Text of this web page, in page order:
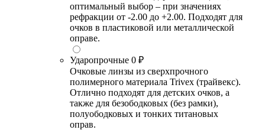
оптимальный выбор – при значениях
рефракции от -2.00 до +2.00. Подходят для
очков в пластиковой или металлической
оправе.
Ударопрочные 0 ₽
Очковые линзы из сверхпрочного
полимерного материала Trivex (трайвекс).
Отлично подходят для детских очков, а
также для безободковых (без рамки),
полуободковых и тонких титановых
оправ.